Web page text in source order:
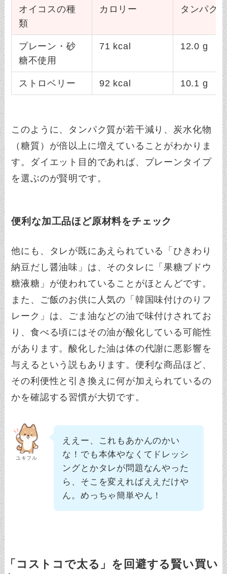
オイコスの種
類
カロリー タンパク
プレーン・砂
糖不使用
71 kcal 12.0 g
ストロベリー 92 kcal 10.1 g
このように、タンパク質が若干減り、炭水化物
（糖質）が倍以上に増えていることがわかりま
す。ダイエット目的であれば、プレーンタイプ
を選ぶのが賢明です。
便利な加工品ほど原材料をチェック
他にも、タレが既にあえられている「ひきわり
納豆だし醤油味」は、そのタレに「果糖ブドウ
糖液糖」が使われていることがほとんどです。
また、ご飯のお供に人気の「韓国味付けのりフ
レーク」は、ごま油などの油で味付けされてお
り、食べる頃にはその油が酸化している可能性
があります。酸化した油は体の代謝に悪影響を
与えるという説もあります。便利な商品ほど、
その利便性と引き換えに何が加えられているの
かを確認する習慣が大切です。
ユキフル
ええー、これもあかんのかい
な！でも本体やなくてドレッシ
ングとかタレが問題なんやった
ら、そこを変えればええだけや
ん。めっちゃ簡単やん！
「コストコで太る」を回避する賢い買い